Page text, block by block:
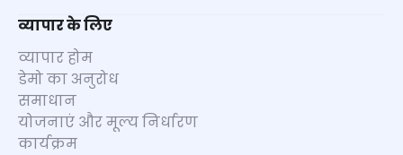
व्यापार के लिए
व्यापार होम
डेमो का अनुरोध
समाधान
योजनाएं और मूल्य निर्धारण
कार्यक्रम